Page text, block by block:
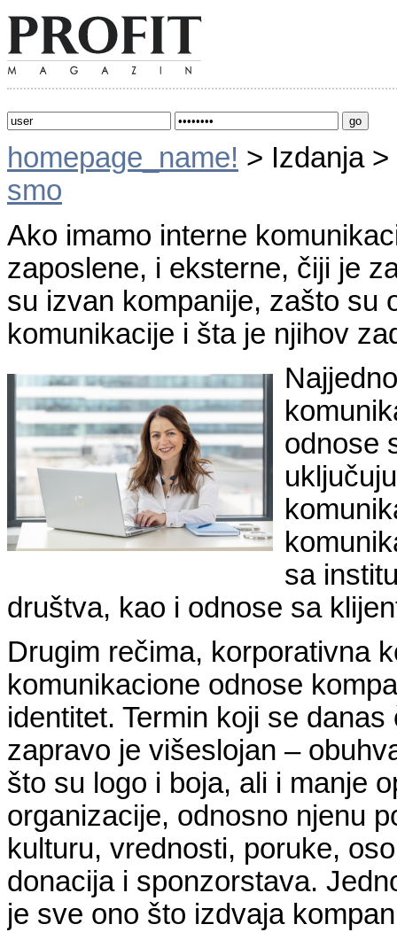
homepage_name! > Izdanja
smo
Ako imamo interne
zaposlene, i eksterne, čiji je
su izvan kompanije, zašto su
komunikacije i šta je njihov
odnose
sa
društva, kao i odnose sa
Drugim rečima, korporativna
komunikacione odnose
identitet. Termin koji se
zapravo je višeslojan –
što su logo i boja, ali i manje
organizacije, odnosno njenu
kulturu, vrednosti, poruke,
donacija i sponzorstava.
je sve ono što izdvaja